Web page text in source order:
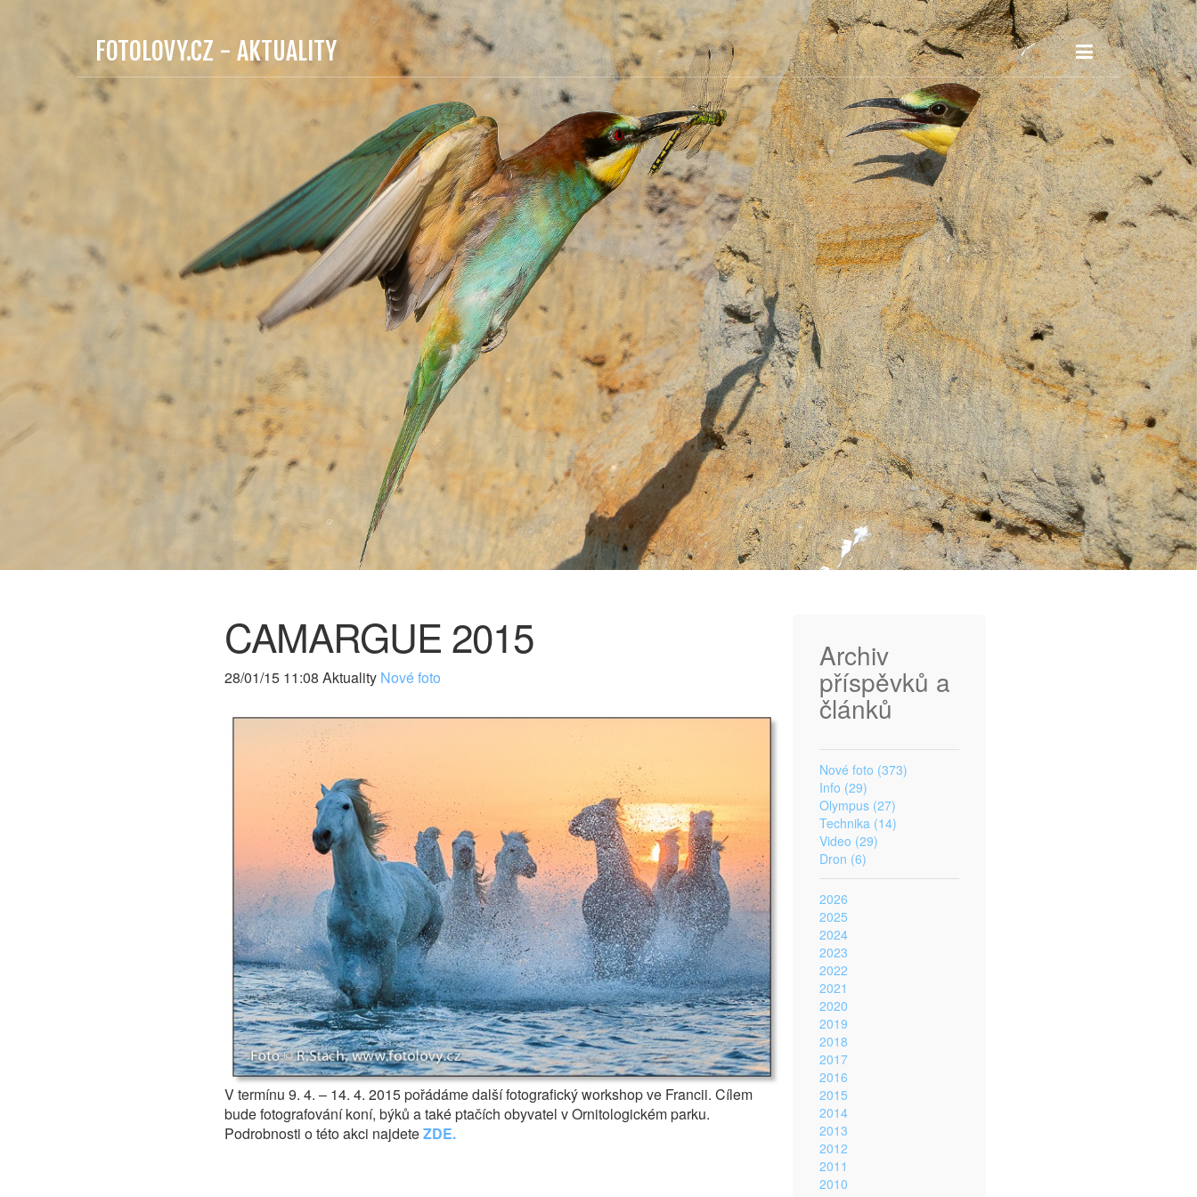
FOTOLOVY.CZ - AKTUALITY
CAMARGUE 2015
28/01/15 11:08 Aktuality Nové foto
V termínu 9. 4. – 14. 4. 2015 pořádáme další fotografický workshop ve Francii. Cílem
bude fotografování koní, býků a také ptačích obyvatel v Ornitologickém parku.
Podrobnosti o této akci najdeteZDE.
Archiv
příspěvků a
článků
Nové foto (373)
Info (29)
Olympus (27)
Technika (14)
Video (29)
Dron (6)
2026
2025
2024
2023
2022
2021
2020
2019
2018
2017
2016
2015
2014
2013
2012
2011
2010